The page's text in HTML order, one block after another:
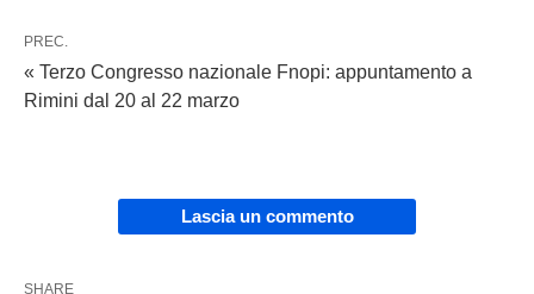
PREC.
« Terzo Congresso nazionale Fnopi: appuntamento a
Rimini dal 20 al 22 marzo
Lascia un commento
SHARE